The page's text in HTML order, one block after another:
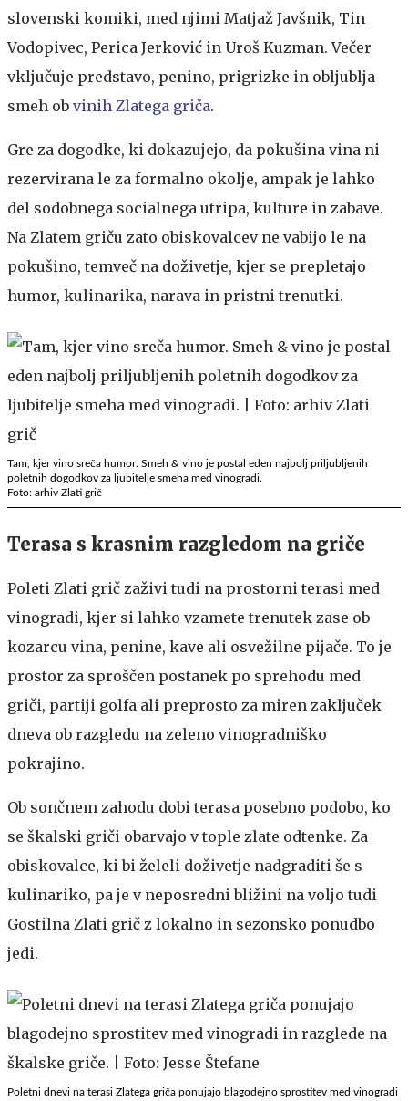
slovenski komiki, med njimi Matjaž Javšnik, Tin
Vodopivec, Perica Jerković in Uroš Kuzman. Večer
vključuje predstavo, penino, prigrizke in obljublja
smeh ob vinih Zlatega griča.
Gre za dogodke, ki dokazujejo, da pokušina vina ni
rezervirana le za formalno okolje, ampak je lahko
del sodobnega socialnega utripa, kulture in zabave.
Na Zlatem griču zato obiskovalcev ne vabijo le na
pokušino, temveč na doživetje, kjer se prepletajo
humor, kulinarika, narava in pristni trenutki.
Tam, kjer vino sreča humor. Smeh & vino je postal eden najbolj priljubljenih
poletnih dogodkov za ljubitelje smeha med vinogradi.
Foto: arhiv Zlati grič
Terasa s krasnim razgledom na griče
Poleti Zlati grič zaživi tudi na prostorni terasi med
vinogradi, kjer si lahko vzamete trenutek zase ob
kozarcu vina, penine, kave ali osvežilne pijače. To je
prostor za sproščen postanek po sprehodu med
griči, partiji golfa ali preprosto za miren zaključek
dneva ob razgledu na zeleno vinogradniško
pokrajino.
Ob sončnem zahodu dobi terasa posebno podobo, ko
se škalski griči obarvajo v tople zlate odtenke. Za
obiskovalce, ki bi želeli doživetje nadgraditi še s
kulinariko, pa je v neposredni bližini na voljo tudi
Gostilna Zlati grič z lokalno in sezonsko ponudbo
jedi.
Poletni dnevi na terasi Zlatega griča ponujajo blagodejno sprostitev med vinogradi